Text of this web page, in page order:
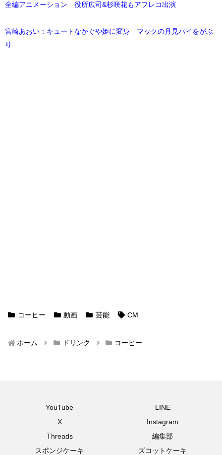
全編アニメーション 役所広司&杉咲花もアフレコ出演
宮崎あおい：キュートなかぐや姫に変身 マックの月見パイをがぶ
り
コーヒー 動画 芸能 CM
ホーム ドリンク コーヒー
YouTube
LINE
X
Instagram
Threads
編集部
スポンジケーキ
ズコットケーキ